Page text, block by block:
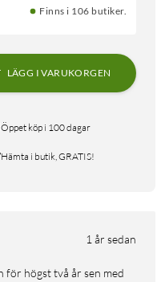
Finns i 106 butiker.
LÄGG I VARUKORGEN
Öppet köp i 100 dagar
Hämta i butik, GRATIS!
1 år sedan